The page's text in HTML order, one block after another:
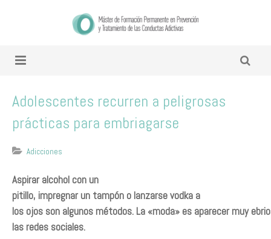
Adolescentes recurren a peligrosas
prácticas para embriagarse
Adicciones
Aspirar alcohol con un
pitillo, impregnar un tampón o lanzarse vodka a
los ojos son algunos métodos. La «moda» es aparecer muy
las redes sociales.